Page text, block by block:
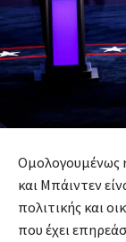
Ομολογουμένως
και Μπάιντεν
πολιτικής και
που έχει